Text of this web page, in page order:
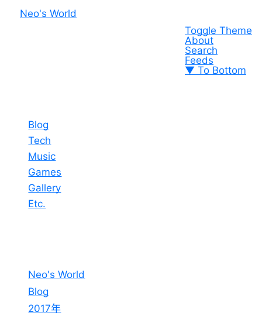
Neo's World
Toggle Theme
About
Search
Feeds
▼ To Bottom
Blog
Tech
Music
Games
Gallery
Etc.
Neo's World
Blog
2017年